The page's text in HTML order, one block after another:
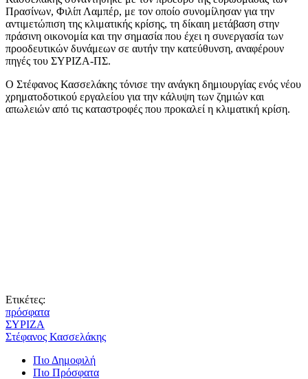
Πρασίνων, Φιλίπ Λαμπέρ, με τον οποίο συνομίλησαν για την
αντιμετώπιση της κλιματικής κρίσης, τη δίκαιη μετάβαση στην
πράσινη οικονομία και την σημασία που έχει η συνεργασία των
προοδευτικών δυνάμεων σε αυτήν την κατεύθυνση, αναφέρουν
πηγές του ΣΥΡΙΖΑ-ΠΣ.
Ο Στέφανος Κασσελάκης τόνισε την ανάγκη δημιουργίας ενός νέου
χρηματοδοτικού εργαλείου για την κάλυψη των ζημιών και
απωλειών από τις καταστροφές που προκαλεί η κλιματική κρίση.
Ετικέτες:
πρόσφατα
ΣΥΡΙΖΑ
Στέφανος Κασσελάκης
Πιο Δημοφιλή
Πιο Πρόσφατα